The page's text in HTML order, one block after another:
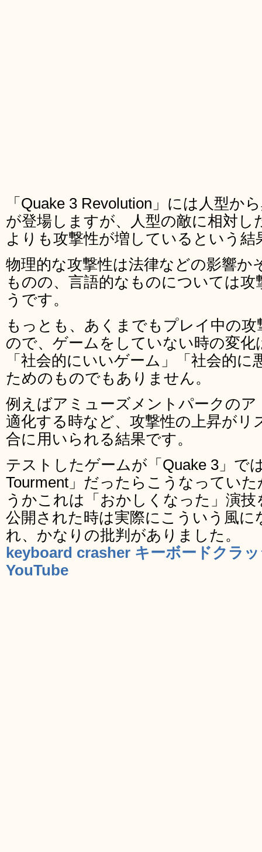
「Quake 3 Revolution」には人型か
が登場しますが、人型の敵に相対し
よりも攻撃性が増しているという
物理的な攻撃性は法律などの影響か
ものの、言語的なものについては
うです。
もっとも、あくまでもプレイ中の
ので、ゲームをしていない時の変
「社会的にいいゲーム」「社会的
ためのものでもありません。
例えばアミューズメントパークの
適化する時など、攻撃性の上昇がリ
合に用いられる結果です。
テストしたゲームが「Quake 3」で
Tourment」だったらこうなってい
うかこれは「おかしくなった」演
公開された時は実際にこういう風
れ、かなりの批判がありました。
keyboard crasher キーボードクラ
YouTube